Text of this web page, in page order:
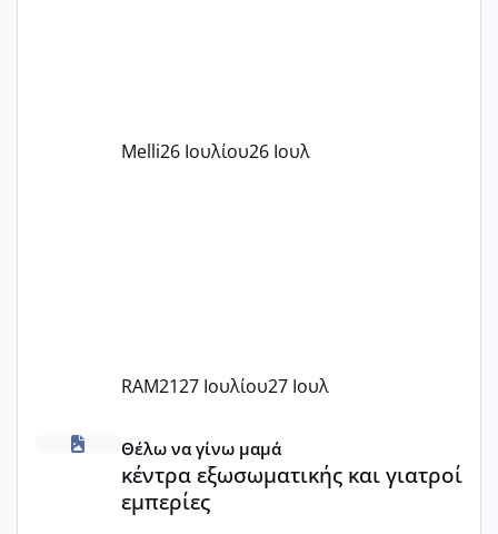
Εγώ πήγα σε έναν ιδιωτικό παιδικό στ
Melli26 Ιουλίου26 Ιουλ
RAM2127 Ιουλίου27 Ιουλ
κέντρα εξωσωματικής και γιατροί εμπερίες
Θέλω να γίνω μαμά
κέντρα εξωσωματικής και γιατροί
εμπερίες